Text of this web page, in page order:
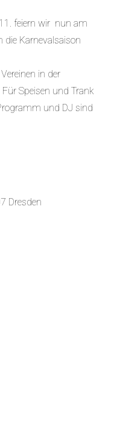
feiern wir nun am
Karnevalsaison
in der
Speisen und Trank
und DJ sind
Dresden